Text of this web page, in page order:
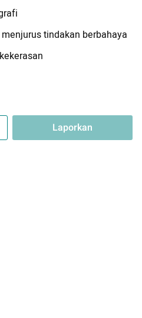
tindakan berbahaya
Laporkan